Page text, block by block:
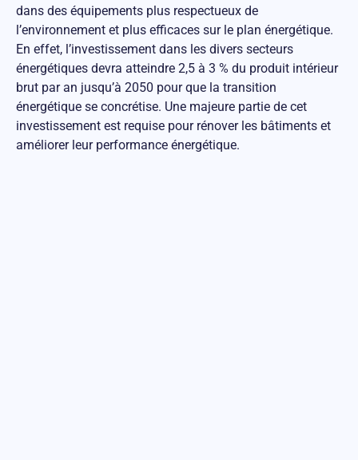
dans des équipements plus respectueux de
l’environnement et plus efficaces sur le plan énergétique.
En effet, l’investissement dans les divers secteurs
énergétiques devra atteindre 2,5 à 3 % du produit intérieur
brut par an jusqu’à 2050 pour que la transition
énergétique se concrétise. Une majeure partie de cet
investissement est requise pour rénover les bâtiments et
améliorer leur performance énergétique.